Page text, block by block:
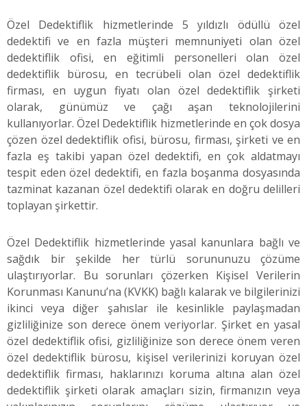
Özel Dedektiflik hizmetlerinde 5 yıldızlı ödüllü özel
dedektifi ve en fazla müşteri memnuniyeti olan özel
dedektiflik ofisi, en eğitimli personelleri olan özel
dedektiflik bürosu, en tecrübeli olan özel dedektiflik
firması, en uygun fiyatı olan özel dedektiflik şirketi
olarak, günümüz ve çağı aşan teknolojilerini
kullanıyorlar. Özel Dedektiflik hizmetlerinde en çok dosya
çözen özel dedektiflik ofisi, bürosu, firması, şirketi ve en
fazla eş takibi yapan özel dedektifi, en çok aldatmayı
tespit eden özel dedektifi, en fazla boşanma dosyasında
tazminat kazanan özel dedektifi olarak en doğru delilleri
toplayan şirkettir.
Özel Dedektiflik hizmetlerinde yasal kanunlara bağlı ve
sağdık bir şekilde her türlü sorununuzu çözüme
ulaştırıyorlar. Bu sorunları çözerken Kişisel Verilerin
Korunması Kanunu’na (KVKK) bağlı kalarak ve bilgilerinizi
ikinci veya diğer şahıslar ile kesinlikle paylaşmadan
gizliliğinize son derece önem veriyorlar. Şirket en yasal
özel dedektiflik ofisi, gizliliğinize son derece önem veren
özel dedektiflik bürosu, kişisel verilerinizi koruyan özel
dedektiflik firması, haklarınızı koruma altına alan özel
dedektiflik şirketi olarak amaçları sizin, firmanızın veya